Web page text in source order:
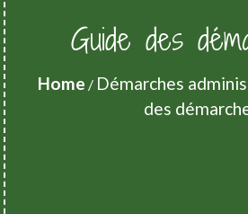
Guide des
Home / Démarches
des